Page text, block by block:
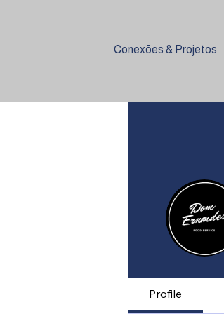
Conexões & Projetos
Profile